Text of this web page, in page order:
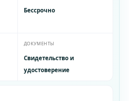
Бессрочно
ДОКУМЕНТЫ
Свидетельство и
удостоверение